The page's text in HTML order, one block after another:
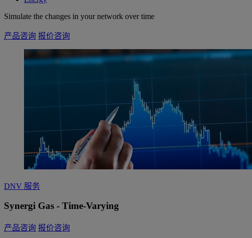
Simulate the changes in your network over time
产品咨询 报价咨询
DNV 服务
Synergi Gas - Time-Varying
产品咨询 报价咨询